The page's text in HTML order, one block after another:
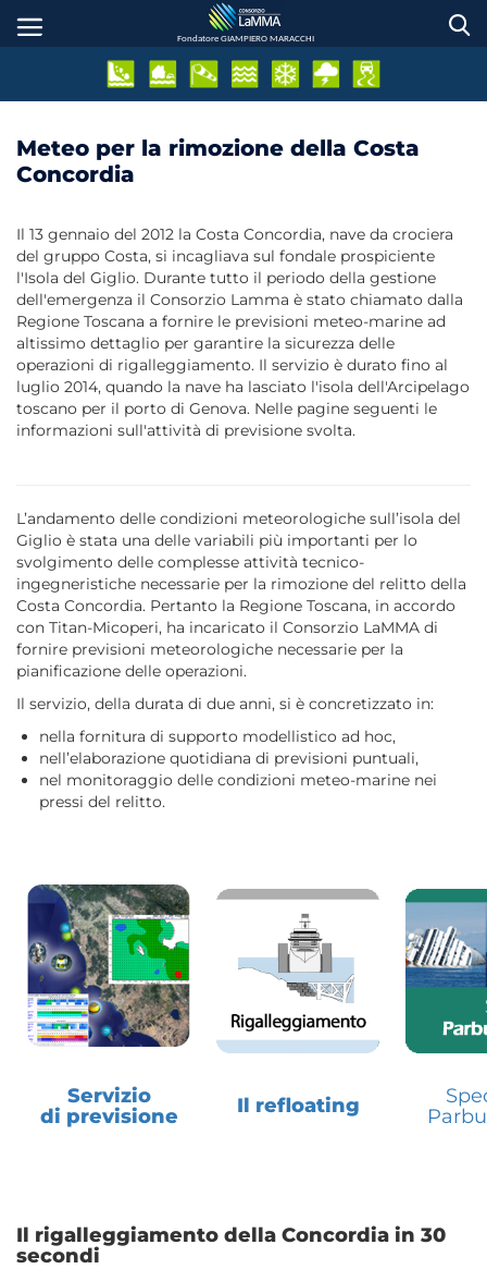
Fondatore GIAMPIERO MARACCHI
Meteo per la rimozione della Costa
Concordia
Il 13 gennaio del 2012 la Costa Concordia, nave da crociera
del gruppo Costa, si incagliava sul fondale prospiciente
l'Isola del Giglio. Durante tutto il periodo della gestione
dell'emergenza il Consorzio Lamma è stato chiamato dalla
Regione Toscana a fornire le previsioni meteo-marine ad
altissimo dettaglio per garantire la sicurezza delle
operazioni di rigalleggiamento. Il servizio è durato fino al
luglio 2014, quando la nave ha lasciato l'isola dell'Arcipelago
toscano per il porto di Genova. Nelle pagine seguenti le
informazioni sull'attività di previsione svolta.
L’andamento delle condizioni meteorologiche sull’isola del
Giglio è stata una delle variabili più importanti per lo
svolgimento delle complesse attività tecnico-
ingegneristiche necessarie per la rimozione del relitto della
Costa Concordia. Pertanto la Regione Toscana, in accordo
con Titan-Micoperi, ha incaricato il Consorzio LaMMA di
fornire previsioni meteorologiche necessarie per la
pianificazione delle operazioni.
Il servizio, della durata di due anni, si è concretizzato in:
nella fornitura di supporto modellistico ad hoc,
nell’elaborazione quotidiana di previsioni puntuali,
nel monitoraggio delle condizioni meteo-marine nei
pressi del relitto.
Servizio
di previsione
Il refloating
Il rigalleggiamento della Concordia in 30
secondi